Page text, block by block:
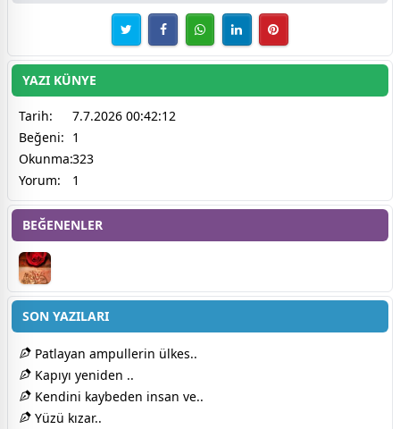
YAZI KÜNYE
Tarih:
7.7.2026 00:42:12
Beğeni: 1
Okunma:323
Yorum:
1
BEĞENENLER
SON YAZILARI
Patlayan ampullerin ülkes..
Kapıyı yeniden ..
Kendini kaybeden insan ve..
Yüzü kızar..